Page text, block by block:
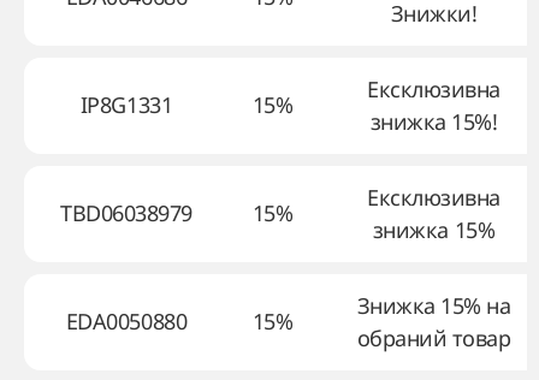
Знижки!
IP8G1331 15%
Ексклюзивна
знижка 15%!
TBD06038979 15%
Ексклюзивна
знижка 15%
EDA0050880 15%
Знижка 15% на
обраний товар